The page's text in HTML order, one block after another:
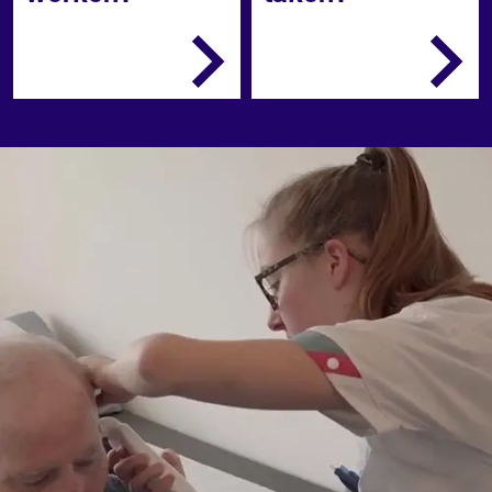
gezondheidscentra of de
ziekenhuizen.
vragen
patiënten
Je voert eenvoudige
medische
handelingen uit
Je ondersteunt de arts
bij medische
handelingen
Je verzorgt de
planning en de
administratie.